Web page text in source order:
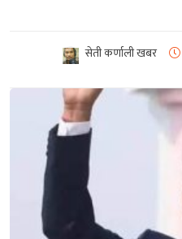
सेती कर्णाली खबर